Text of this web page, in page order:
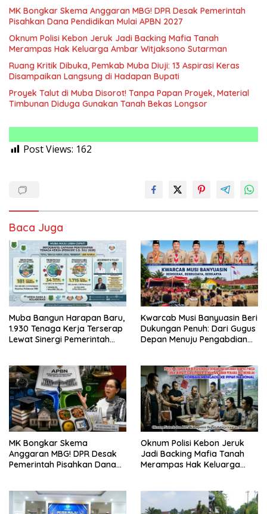
MK Bongkar Skema Anggaran MBG! DPR Desak Pemerintah
Pisahkan Dana Pendidikan Mulai APBN 2027
Oknum Polisi Kebon Jeruk Jadi Backing Mafia Tanah
Merampas Hak Keluarga Ambar Witjaksono Sutarman
Ruang Kritik Dibuka, Pemkab Muba Diuji: 13 Aspirasi Keras
Disampaikan Langsung di Hadapan Bupati
Proyek Talut di Muba Disorot! Tanpa Papan Proyek, Material
Timbunan Diduga Gunakan Tanah Bekas Longsor
Post Views: 162
Baca Juga
Muba Bangun Harapan Baru,
1.930 Tenaga Kerja Terserap
Lewat Sinergi Pemerintah
Kwarcab Musi Banyuasin Beri
Dukungan Penuh: Dari Gugus
Depan Menuju Pengabdian
Emas Masuk TNI-Polri
MK Bongkar Skema
Anggaran MBG! DPR Desak
Pemerintah Pisahkan Dana
Oknum Polisi Kebon Jeruk
Jadi Backing Mafia Tanah
Merampas Hak Keluarga